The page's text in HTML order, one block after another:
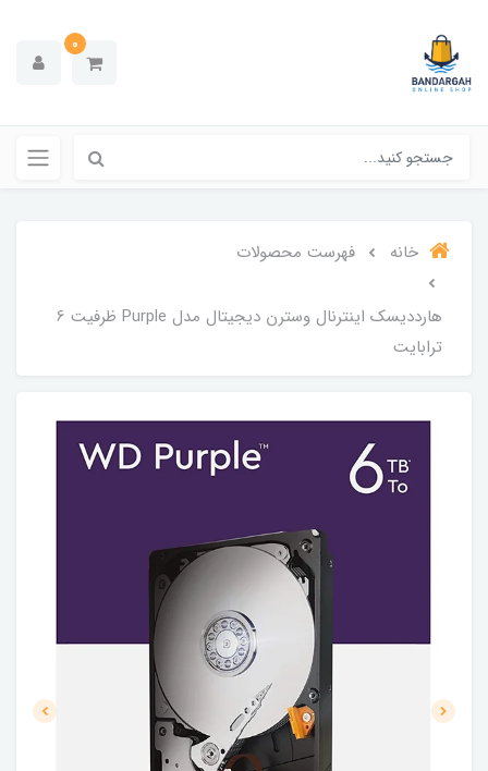
0
خانه فهرست محصولات
هارددیسک اینترنال وسترن دیجیتال مدل Purple ظرفیت 6
ترابایت